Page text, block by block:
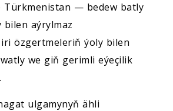
Türkmenistan — bedew batly
bilen aýrylmaz
özgertmeleriň ýoly bilen
we giň gerimli eýeçilik
ulgamynyň ähli